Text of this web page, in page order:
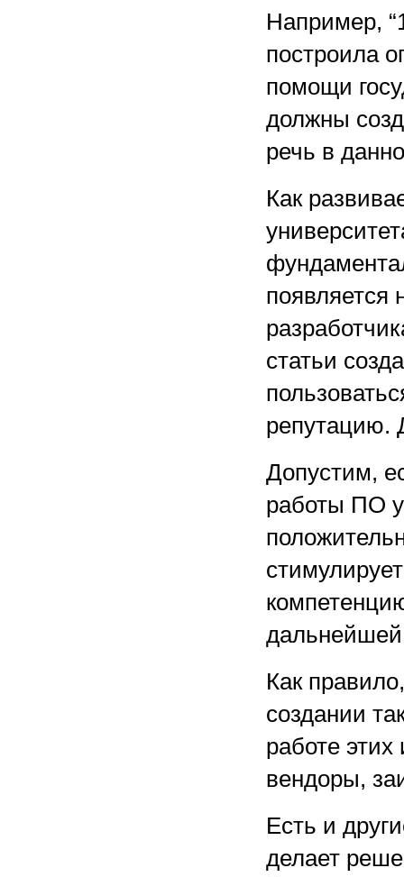
Например,
построила
помощи
должны
речь в
Как
появляется
статьи
репутацию.
Допустим,
работы ПО
дальнейшей
Как
создании
работе
вендоры,
Есть и
делает